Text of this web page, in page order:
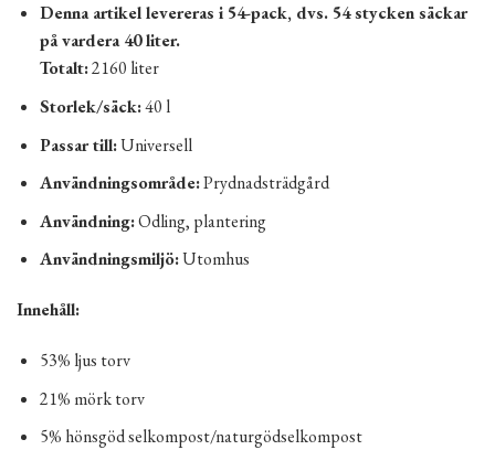
Denna artikel levereras i 54-pack, dvs. 54 stycken säckar
på vardera 40 liter.
Totalt:2160 liter
Storlek/säck:40 l
Passar till:Universell
Användningsområde:Prydnadsträdgård
Användning:Odling, plantering
Användningsmiljö:Utomhus
Innehåll:
53% ljus torv
21% mörk torv
5% hönsgöd selkompost/naturgödselkompost